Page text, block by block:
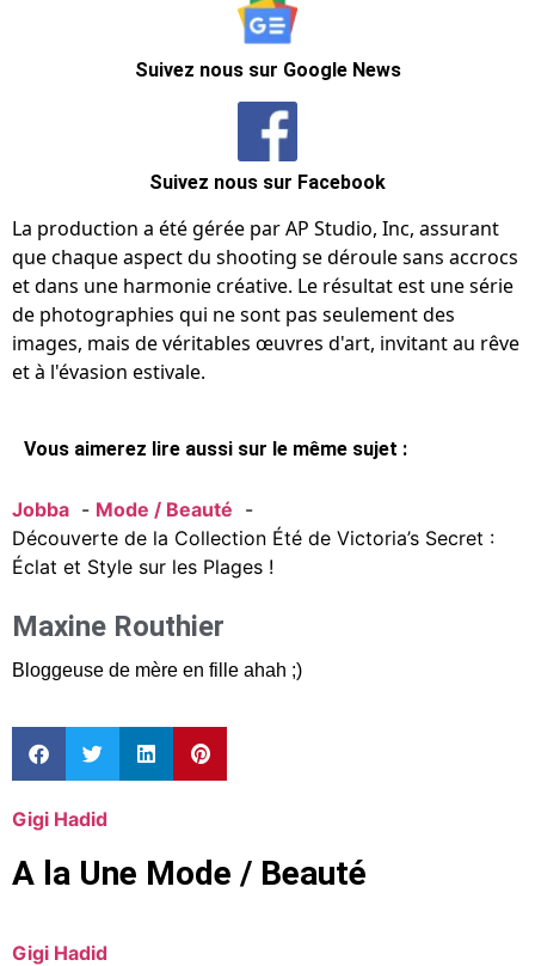
Suivez nous sur Google News
Suivez nous sur Facebook
La production a été gérée par AP Studio, Inc, assurant
que chaque aspect du shooting se déroule sans accrocs
et dans une harmonie créative. Le résultat est une série
de photographies qui ne sont pas seulement des
images, mais de véritables œuvres d'art, invitant au rêve
et à l'évasion estivale.
Vous aimerez lire aussi sur le même sujet :
Jobba
Mode / Beauté
Découverte de la Collection Été de Victoria’s Secret :
Éclat et Style sur les Plages !
Maxine Routhier
Bloggeuse de mère en fille ahah ;)
Gigi Hadid
A la Une Mode / Beauté
Gigi Hadid